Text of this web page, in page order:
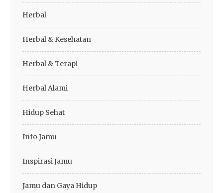
Herbal
Herbal & Kesehatan
Herbal & Terapi
Herbal Alami
Hidup Sehat
Info Jamu
Inspirasi Jamu
Jamu dan Gaya Hidup